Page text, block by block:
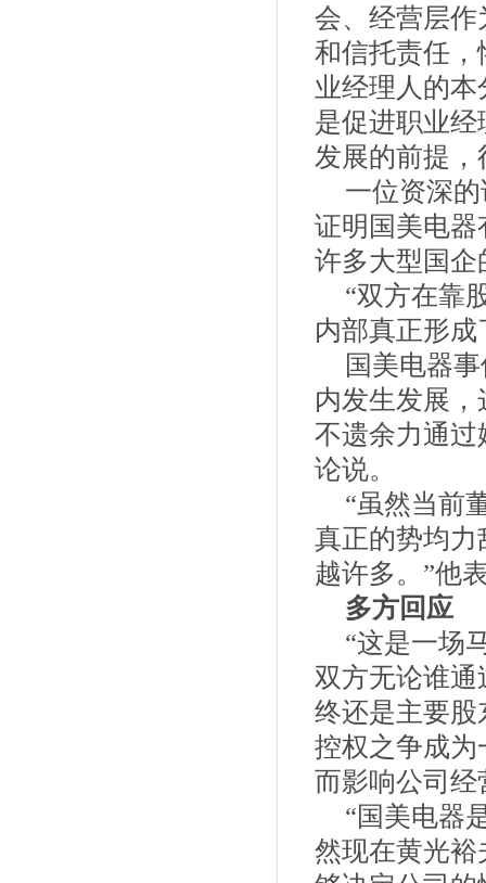
会、经营层
和信托责任
业经理人的
是促进职业
发展的前提
一位资深
证明国美电
许多大型国
“双方在靠
内部真正形
国美电器
内发生发展
不遗余力通过
论说。
“虽然当前
真正的势均
越许多。”他
多方回应
“这是一场
双方无论谁
终还是主要
控权之争成
而影响公司经
“国美电器
然现在黄光